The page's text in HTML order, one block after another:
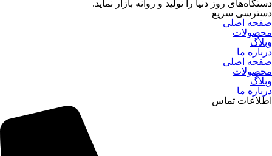
دستگاه‌هاى روز دنيا را توليد و روانه بازار نمايد.
دسترسی سریع
صفحه اصلی
محصولات
وبلاگ
درباره ما
صفحه اصلی
محصولات
وبلاگ
درباره ما
اطلاعات تماس